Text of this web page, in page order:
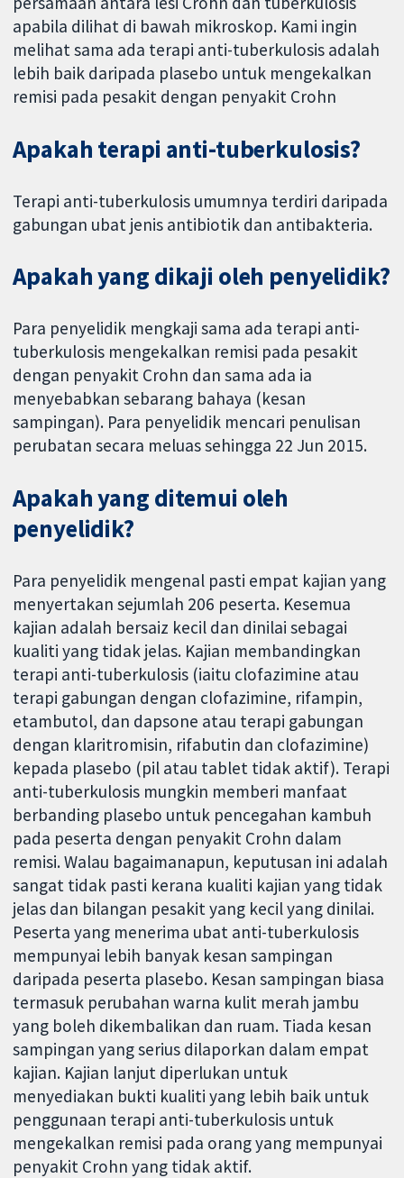
apabila dilihat di bawah mikroskop. Kami ingin
melihat sama ada terapi anti-tuberkulosis adalah
lebih baik daripada plasebo untuk mengekalkan
remisi pada pesakit dengan penyakit Crohn
Apakah terapi anti-tuberkulosis?
Terapi anti-tuberkulosis umumnya terdiri daripada
gabungan ubat jenis antibiotik dan antibakteria.
Apakah yang dikaji oleh penyelidik?
Para penyelidik mengkaji sama ada terapi anti-
tuberkulosis mengekalkan remisi pada pesakit
dengan penyakit Crohn dan sama ada ia
menyebabkan sebarang bahaya (kesan
sampingan). Para penyelidik mencari penulisan
perubatan secara meluas sehingga 22 Jun 2015.
Apakah yang ditemui oleh
penyelidik?
Para penyelidik mengenal pasti empat kajian yang
menyertakan sejumlah 206 peserta. Kesemua
kajian adalah bersaiz kecil dan dinilai sebagai
kualiti yang tidak jelas. Kajian membandingkan
terapi anti-tuberkulosis (iaitu clofazimine atau
terapi gabungan dengan clofazimine, rifampin,
etambutol, dan dapsone atau terapi gabungan
dengan klaritromisin, rifabutin dan clofazimine)
kepada plasebo (pil atau tablet tidak aktif). Terapi
anti-tuberkulosis mungkin memberi manfaat
berbanding plasebo untuk pencegahan kambuh
pada peserta dengan penyakit Crohn dalam
remisi. Walau bagaimanapun, keputusan ini adalah
sangat tidak pasti kerana kualiti kajian yang tidak
jelas dan bilangan pesakit yang kecil yang dinilai.
Peserta yang menerima ubat anti-tuberkulosis
mempunyai lebih banyak kesan sampingan
daripada peserta plasebo. Kesan sampingan biasa
termasuk perubahan warna kulit merah jambu
yang boleh dikembalikan dan ruam. Tiada kesan
sampingan yang serius dilaporkan dalam empat
kajian. Kajian lanjut diperlukan untuk
menyediakan bukti kualiti yang lebih baik untuk
penggunaan terapi anti-tuberkulosis untuk
mengekalkan remisi pada orang yang mempunyai
penyakit Crohn yang tidak aktif.